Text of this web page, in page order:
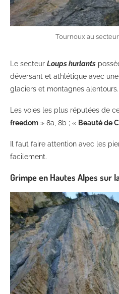
Tournoux au secteur
Le secteur Loups hurlants
déversant et athlétique avec
glaciers et montagnes
Les voies les plus réputées de
freedom » 8a, 8b ; « Beauté de
Il faut faire attention avec les
facilement.
Grimpe en Hautes Alpes sur